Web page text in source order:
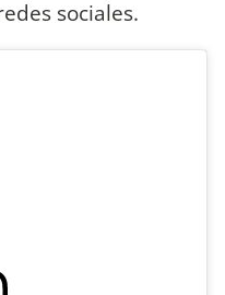
sociales.